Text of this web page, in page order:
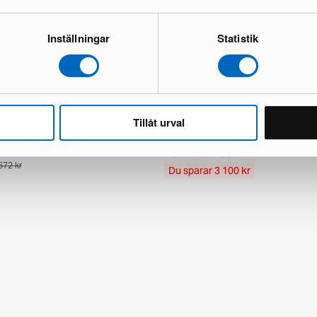
Inställningar Statistik
Tillåt urval
orientalisk matta 63 x
kr
Aktscha orientalisk matta 249 x
1 i lager · Nyskick
12 417 kr 15 517 kr
Du sparar 3 100 kr